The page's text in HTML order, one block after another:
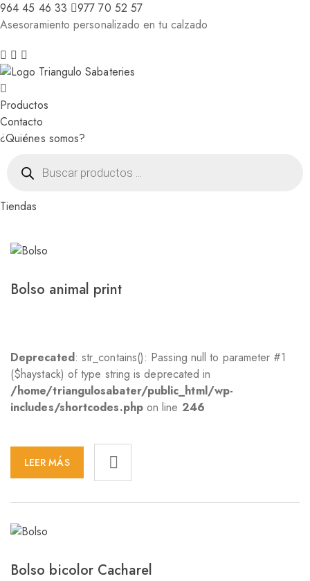
964 45 46 33
977 70 52 57
Asesoramiento personalizado en tu calzado
Productos
Contacto
¿Quiénes somos?
productos
Tiendas
Bolso animal print
Deprecated: str_contains(): Passing null to parameter #1
($haystack) of type string is deprecated in
/home/triangulosabater/public_html/wp-
includes/shortcodes.phpon line 246
LEER MÁS
Bolso bicolor Cacharel